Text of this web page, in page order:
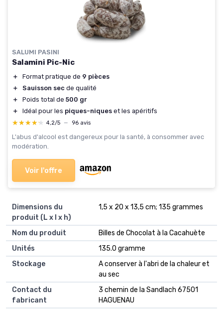
SALUMI PASINI
Salamini Pic-Nic
＋ Format pratique de 9 pièces
＋
Sauisson sec de qualité
＋
Poids total de 500 gr
＋
Idéal pour les piques-niques et les apéritifs
★★★★★
★★★★★ 4,2/5 — 96 avis
L'abus d'alcool est dangereux pour la santé, à consommer avec
modération.
Voir l'offre
Dimensions du
produit (L x l x h)
‎1,5 x 20 x 13,5 cm; 135 grammes
Nom du produit
‎Billes de Chocolat à la Cacahuète
Unités
‎135.0 gramme
Stockage
‎A conserver à l'abri de la chaleur et
au sec
Contact du
fabricant
‎3 chemin de la Sandlach 67501
HAGUENAU